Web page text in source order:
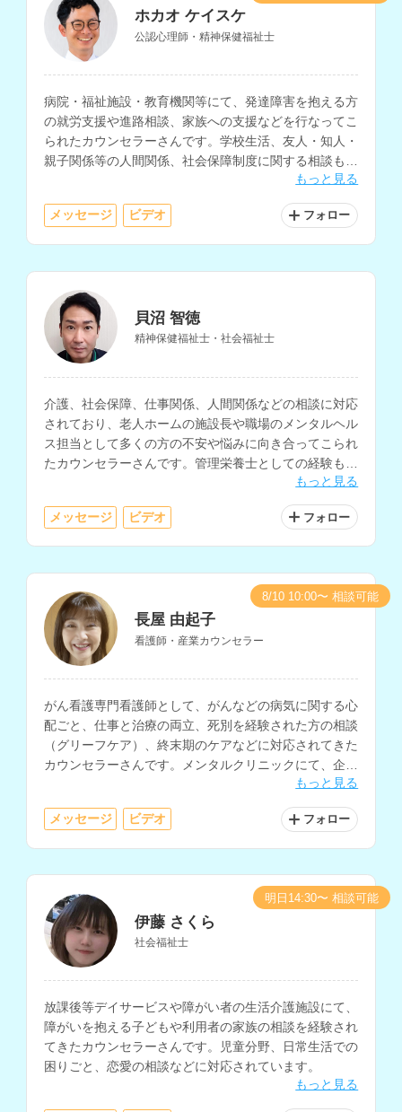
ホカオ ケイスケ
公認心理師・精神保健福祉士
病院・福祉施設・教育機関等にて、発達障害を抱える方
の就労支援や進路相談、家族への支援などを行なってこ
られたカウンセラーさんです。学校生活、友人・知人・
親子関係等の人間関係、社会保障制度に関する相談も得
もっと見る
メッセージ ビデオ フォロー
貝沼 智徳
精神保健福祉士・社会福祉士
介護、社会保障、仕事関係、人間関係などの相談に対応
されており、老人ホームの施設長や職場のメンタルヘル
ス担当として多くの方の不安や悩みに向き合ってこられ
たカウンセラーさんです。管理栄養士としての経験もお
持ちで、心と生活の両面からサポートを行われていま
もっと見る
メッセージ ビデオ フォロー
長屋 由起子
看護師・産業カウンセラー
がん看護専門看護師として、がんなどの病気に関する心
配ごと、仕事と治療の両立、死別を経験された方の相談
（グリーフケア）、終末期のケアなどに対応されてきた
カウンセラーさんです。メンタルクリニックにて、企業
で働く人のメンタルヘルス支援も行われています。
もっと見る
メッセージ ビデオ フォロー
8/10 10:00〜 相談可能
伊藤 さくら
社会福祉士
放課後等デイサービスや障がい者の生活介護施設にて、
障がいを抱える子どもや利用者の家族の相談を経験され
てきたカウンセラーさんです。児童分野、日常生活での
困りごと、恋愛の相談などに対応されています。
もっと見る
明日14:30〜 相談可能